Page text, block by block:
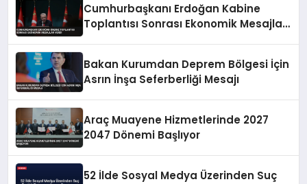
Cumhurbaşkanı Erdoğan Kabine
Toplantısı Sonrası Ekonomik Mesajlar
Bakan Kurumdan Deprem Bölgesi İçin
Asrın İnşa Seferberliği Mesajı
Araç Muayene Hizmetlerinde 2027
2047 Dönemi Başlıyor
52 İlde Sosyal Medya Üzerinden Suç